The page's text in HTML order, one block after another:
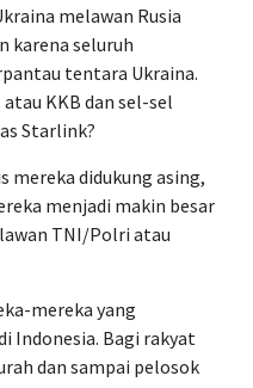
melawan Rusia
karena seluruh
tentara Ukraina.
KKB dan sel-sel
Starlink?
mereka didukung asing,
menjadi makin besar
TNI/Polri atau
mereka yang
Indonesia. Bagi rakyat
dan sampai pelosok